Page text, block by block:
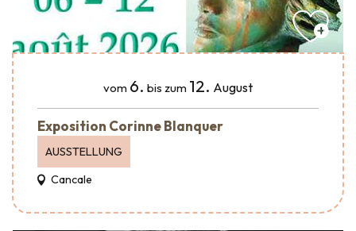
vom 6. bis zum 12. August
Exposition Corinne Blanquer
AUSSTELLUNG
Cancale